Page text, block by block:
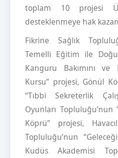
toplam 10 projesi
desteklenmeye hak
Fikrine Sağlık
Temelli Eğitim ile
Kanguru Bakımını ve
Kursu” projesi, Gönül
“Tıbbi Sekreterlik
Oyunları Topluluğu’nun
Köprü” projesi,
Topluluğu’nun
Kudüs Akademisi